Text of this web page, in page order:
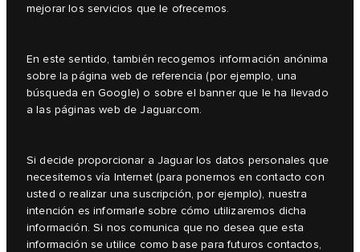
mejorar los servicios que le ofrecemos.
En este sentido, también recogemos información anónima
sobre la página web de referencia (por ejemplo, una
búsqueda en Google) o sobre el banner que le ha llevado
a las páginas web de Jaguar.com.
Si decide proporcionar a Jaguar los datos personales que
necesitemos vía Internet (para ponernos en contacto con
usted o realizar una suscripción, por ejemplo), nuestra
intención es informarle sobre cómo utilizaremos dicha
información. Si nos comunica que no desea que esta
información se utilice como base para futuros contactos,